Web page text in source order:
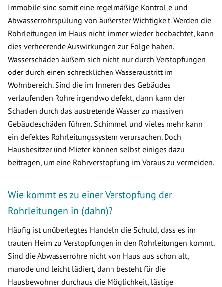
Immobile sind somit eine regelmäßige Kontrolle und
Abwasserrohrspülung von äußerster Wichtigkeit. Werden die
Rohrleitungen im Haus nicht immer wieder beobachtet, kann
dies verheerende Auswirkungen zur Folge haben.
Wasserschäden äußern sich nicht nur durch Verstopfungen
oder durch einen schrecklichen Wasseraustritt im
Wohnbereich. Sind die im Inneren des Gebäudes
verlaufenden Rohre irgendwo defekt, dann kann der
Schaden durch das austretende Wasser zu massiven
Gebäudeschäden führen. Schimmel und vieles mehr kann
ein defektes Rohrleitungssystem verursachen. Doch
Hausbesitzer und Mieter können selbst einiges dazu
beitragen, um eine Rohrverstopfung im Voraus zu vermeiden.
Wie kommt es zu einer Verstopfung der
Rohrleitungen in (dahn)?
Häufig ist unüberlegtes Handeln die Schuld, dass es im
trauten Heim zu Verstopfungen in den Rohrleitungen kommt.
Sind die Abwasserrohre nicht von Haus aus schon alt,
marode und leicht lädiert, dann besteht für die
Hausbewohner durchaus die Möglichkeit, lästige